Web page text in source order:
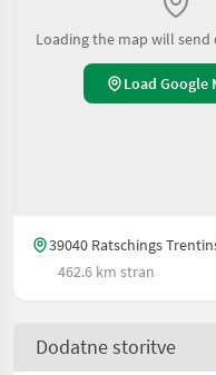
Loading the map will send
Load Google
39040 Ratschings
462.6 km stran
Dodatne storitve